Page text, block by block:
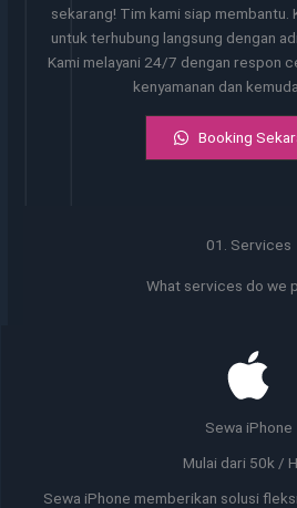
sekarang! Tim kami siap membantu.
untuk terhubung langsung dengan
Kami melayani 24/7 dengan respon
kenyamanan dan
Booking
01. Services
What services do we
Sewa iPhone
Mulai dari 50k /
Sewa iPhone memberikan solusi